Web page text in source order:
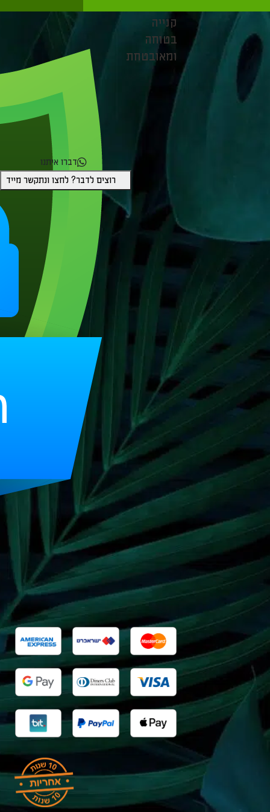
קנייה
בטוחה
ומאובטחת
דברו איתנו
רוצים לדבר? לחצו ונתקשר מייד